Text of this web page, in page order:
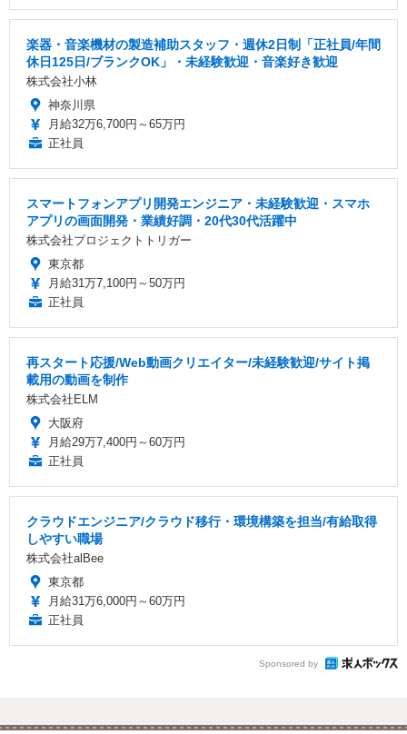
楽器・音楽機材の製造補助スタッフ・週休2日制「正社員/年間
休日125日/ブランクOK」・未経験歓迎・音楽好き歓迎
株式会社小林
神奈川県
月給32万6,700円～65万円
正社員
スマートフォンアプリ開発エンジニア・未経験歓迎・スマホ
アプリの画面開発・業績好調・20代30代活躍中
株式会社プロジェクトトリガー
東京都
月給31万7,100円～50万円
正社員
再スタート応援/Web動画クリエイター/未経験歓迎/サイト掲
載用の動画を制作
株式会社ELM
大阪府
月給29万7,400円～60万円
正社員
クラウドエンジニア/クラウド移行・環境構築を担当/有給取得
しやすい職場
株式会社alBee
東京都
月給31万6,000円～60万円
正社員
Sponsored by